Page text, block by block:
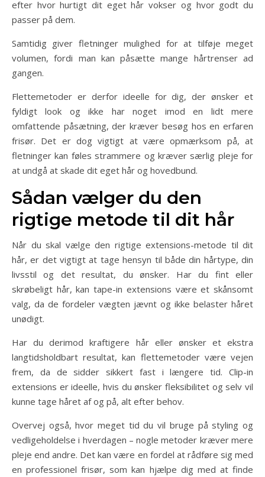
efter hvor hurtigt dit eget hår vokser og hvor godt du
passer på dem.
Samtidig giver fletninger mulighed for at tilføje meget
volumen, fordi man kan påsætte mange hårtrenser ad
gangen.
Flettemetoder er derfor ideelle for dig, der ønsker et
fyldigt look og ikke har noget imod en lidt mere
omfattende påsætning, der kræver besøg hos en erfaren
frisør. Det er dog vigtigt at være opmærksom på, at
fletninger kan føles strammere og kræver særlig pleje for
at undgå at skade dit eget hår og hovedbund.
Sådan vælger du den
rigtige metode til dit hår
Når du skal vælge den rigtige extensions-metode til dit
hår, er det vigtigt at tage hensyn til både din hårtype, din
livsstil og det resultat, du ønsker. Har du fint eller
skrøbeligt hår, kan tape-in extensions være et skånsomt
valg, da de fordeler vægten jævnt og ikke belaster håret
unødigt.
Har du derimod kraftigere hår eller ønsker et ekstra
langtidsholdbart resultat, kan flettemetoder være vejen
frem, da de sidder sikkert fast i længere tid. Clip-in
extensions er ideelle, hvis du ønsker fleksibilitet og selv vil
kunne tage håret af og på, alt efter behov.
Overvej også, hvor meget tid du vil bruge på styling og
vedligeholdelse i hverdagen – nogle metoder kræver mere
pleje end andre. Det kan være en fordel at rådføre sig med
en professionel frisør, som kan hjælpe dig med at finde